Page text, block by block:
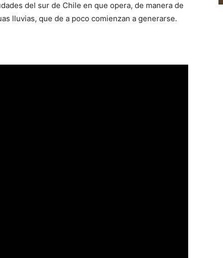
del sur de Chile en que opera, de manera de
lluvias, que de a poco comienzan a generarse.